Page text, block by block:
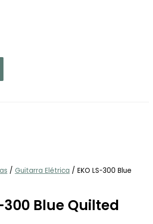
/ Guitarra Elétrica / EKO LS-300 Blue
300 Blue Quilted